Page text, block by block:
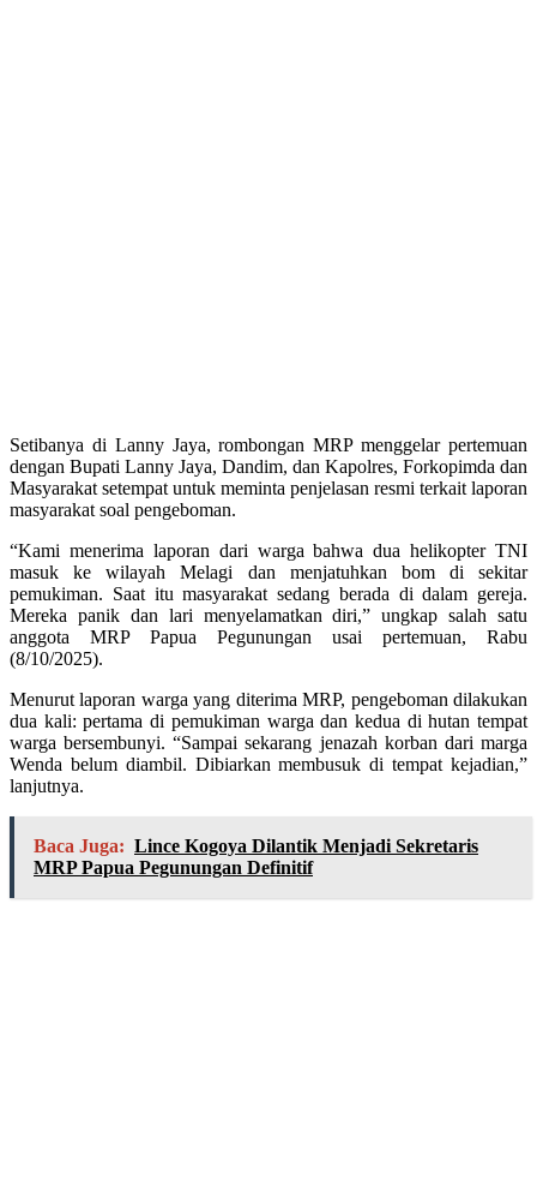
Setibanya di Lanny Jaya, rombongan MRP menggelar pertemuan
dengan Bupati Lanny Jaya, Dandim, dan Kapolres, Forkopimda dan
Masyarakat setempat untuk meminta penjelasan resmi terkait laporan
masyarakat soal pengeboman.
“Kami menerima laporan dari warga bahwa dua helikopter TNI
masuk ke wilayah Melagi dan menjatuhkan bom di sekitar
pemukiman. Saat itu masyarakat sedang berada di dalam gereja.
Mereka panik dan lari menyelamatkan diri,” ungkap salah satu
anggota MRP Papua Pegunungan usai pertemuan, Rabu
(8/10/2025).
Menurut laporan warga yang diterima MRP, pengeboman dilakukan
dua kali: pertama di pemukiman warga dan kedua di hutan tempat
warga bersembunyi. “Sampai sekarang jenazah korban dari marga
Wenda belum diambil. Dibiarkan membusuk di tempat kejadian,”
lanjutnya.
Baca Juga: Lince Kogoya Dilantik Menjadi Sekretaris
MRP Papua Pegunungan Definitif